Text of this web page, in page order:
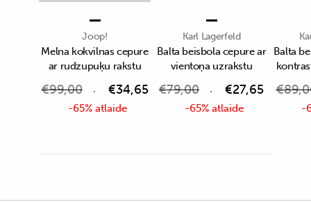
Joop!
Melna kokvilnas cepure
ar rudzupuķu rakstu
€99,00 €34,65
-65% atlaide
Karl Lagerfeld
Balta beisbola cepure ar
vientoņa uzrakstu
€79,00 €27,65
-65% atlaide
Balta
€
-